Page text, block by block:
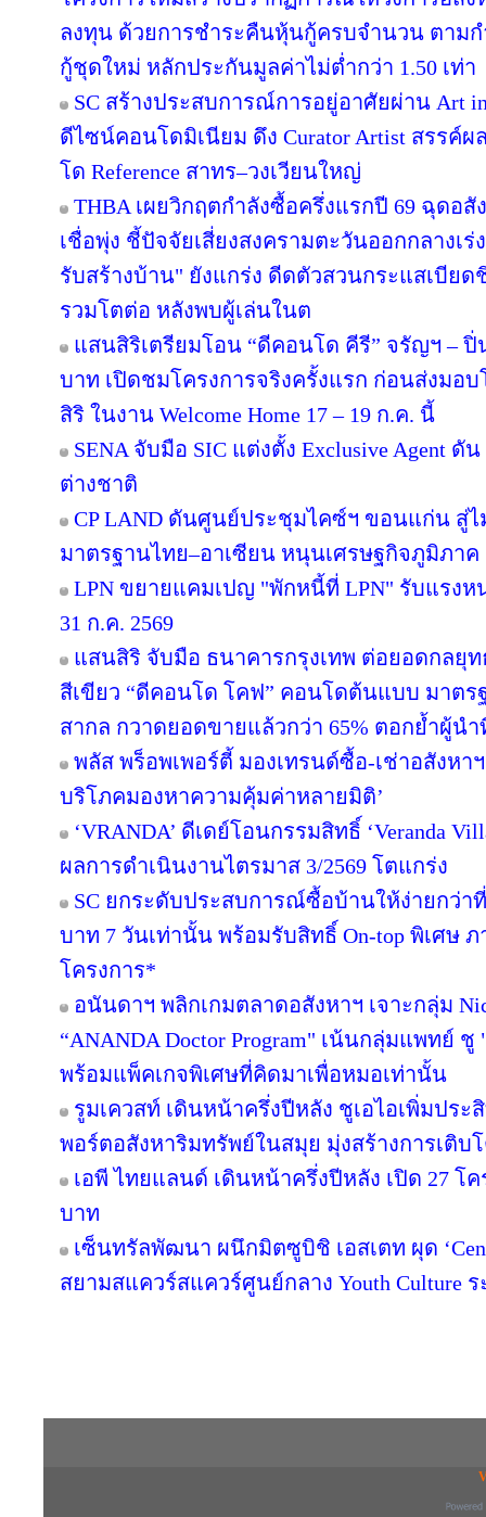
ลงทุน ด้วยการชำระคืนหุ้นกู้ครบจำนวน ตาม
กู้ชุดใหม่ หลักประกันมูลค่าไม่ต่ำกว่า 1.50 เท่า
SC สร้างประสบการณ์การอยู่อาศัยผ่าน Art
ดีไซน์คอนโดมิเนียม ดึง Curator Artist สรรค์
โด Reference สาทร–วงเวียนใหญ่
THBA เผยวิกฤตกำลังซื้อครึ่งแรกปี 69 ฉุดอ
เชื่อพุ่ง ชี้ปัจจัยเสี่ยงสงครามตะวันออกกลางเ
รับสร้างบ้าน" ยังแกร่ง ดีดตัวสวนกระแสเบีย
รวมโตต่อ หลังพบผู้เล่นในต
แสนสิริเตรียมโอน “ดีคอนโด คีรี” จรัญฯ – ปิ่
บาท เปิดชมโครงการจริงครั้งแรก ก่อนส่งม
สิริ ในงาน Welcome Home 17 – 19 ก.ค. นี้
SENA จับมือ SIC แต่งตั้ง Exclusive Agent ดั
ต่างชาติ
CP LAND ดันศูนย์ประชุมไคซ์ฯ ขอนแก่น สู่
มาตรฐานไทย–อาเซียน หนุนเศรษฐกิจภูมิภาค
LPN ขยายแคมเปญ "พักหนี้ที่ LPN" รับแรง
31 ก.ค. 2569
แสนสิริ จับมือ ธนาคารกรุงเทพ ต่อยอดกลยุ
สีเขียว “ดีคอนโด โคฟ” คอนโดต้นแบบ มาต
สากล กวาดยอดขายแล้วกว่า 65% ตอกย้ำผู้น
พลัส พร็อพเพอร์ตี้ มองเทรนด์ซื้อ-เช่าอสังหา
บริโภคมองหาความคุ้มค่าหลายมิติ’
‘VRANDA’ ดีเดย์โอนกรรมสิทธิ์ ‘Veranda
ผลการดำเนินงานไตรมาส 3/2569 โตแกร่ง
SC ยกระดับประสบการณ์ซื้อบ้านให้ง่ายกว่า
บาท 7 วันเท่านั้น พร้อมรับสิทธิ์ On-top พิเศษ ภ
โครงการ*
อนันดาฯ พลิกเกมตลาดอสังหาฯ เจาะกลุ่ม
“ANANDA Doctor Program" เน้นกลุ่มแพทย์
พร้อมแพ็คเกจพิเศษที่คิดมาเพื่อหมอเท่านั้น
รูมเควสท์ เดินหน้าครึ่งปีหลัง ชูเอไอเพิ่มปร
พอร์ตอสังหาริมทรัพย์ในสมุย มุ่งสร้างการเติ
เอพี ไทยแลนด์ เดินหน้าครึ่งปีหลัง เปิด 27 โ
บาท
เซ็นทรัลพัฒนา ผนึกมิตซูบิชิ เอสเตท ผุด
สยามสแควร์สแควร์ศูนย์กลาง Youth Culture